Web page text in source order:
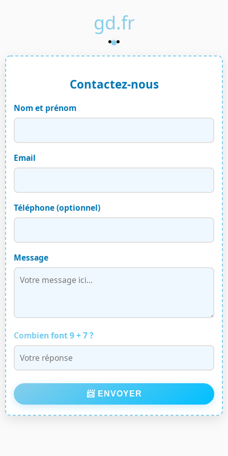
gd.fr
Contactez-nous
Nom et prénom
Email
Téléphone (optionnel)
Message
Combien font 9 + 7 ?
📨 ENVOYER